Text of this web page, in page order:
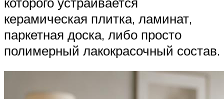
керамическая плитка, ламинат,
паркетная доска, либо просто
полимерный лакокрасочный состав.